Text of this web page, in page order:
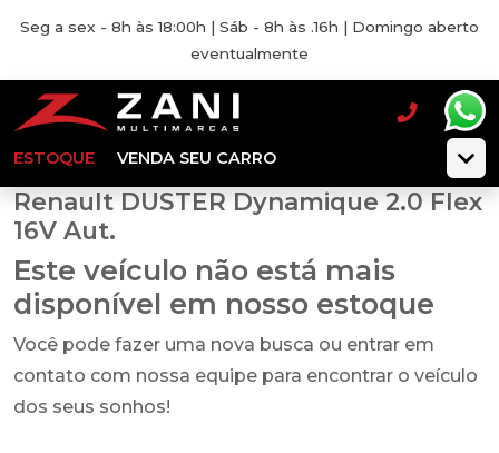
Seg a sex - 8h às 18:00h | Sáb - 8h às .16h | Domingo aberto
eventualmente
ESTOQUE VENDA SEU CARRO
Renault DUSTER Dynamique 2.0 Flex
16V Aut.
Este veículo não está mais
disponível em nosso estoque
Você pode fazer uma nova busca ou entrar em
contato com nossa equipe para encontrar o veículo
dos seus sonhos!